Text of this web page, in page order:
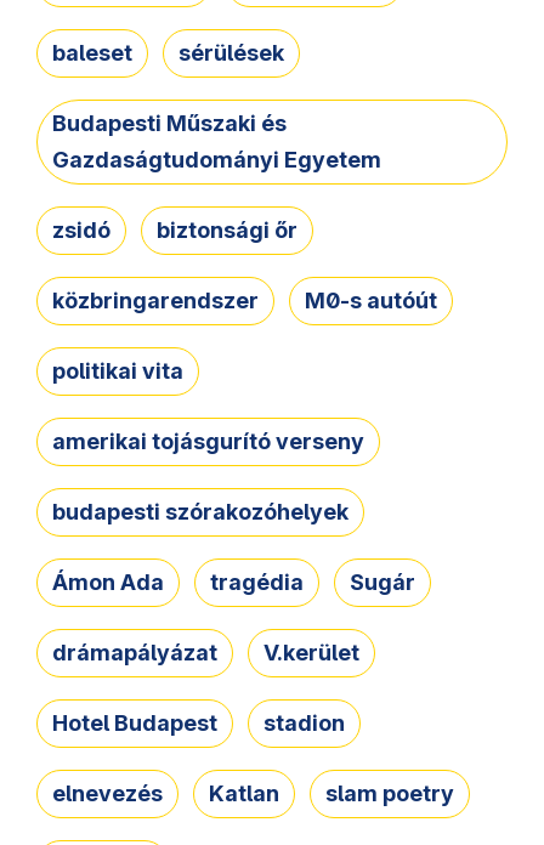
baleset sérülések
Budapesti Műszaki és
Gazdaságtudományi Egyetem
zsidó biztonsági őr
közbringarendszer M0-s autóút
politikai vita
amerikai tojásgurító verseny
budapesti szórakozóhelyek
Ámon Ada tragédia Sugár
drámapályázat V.kerület
Hotel Budapest stadion
elnevezés Katlan slam poetry